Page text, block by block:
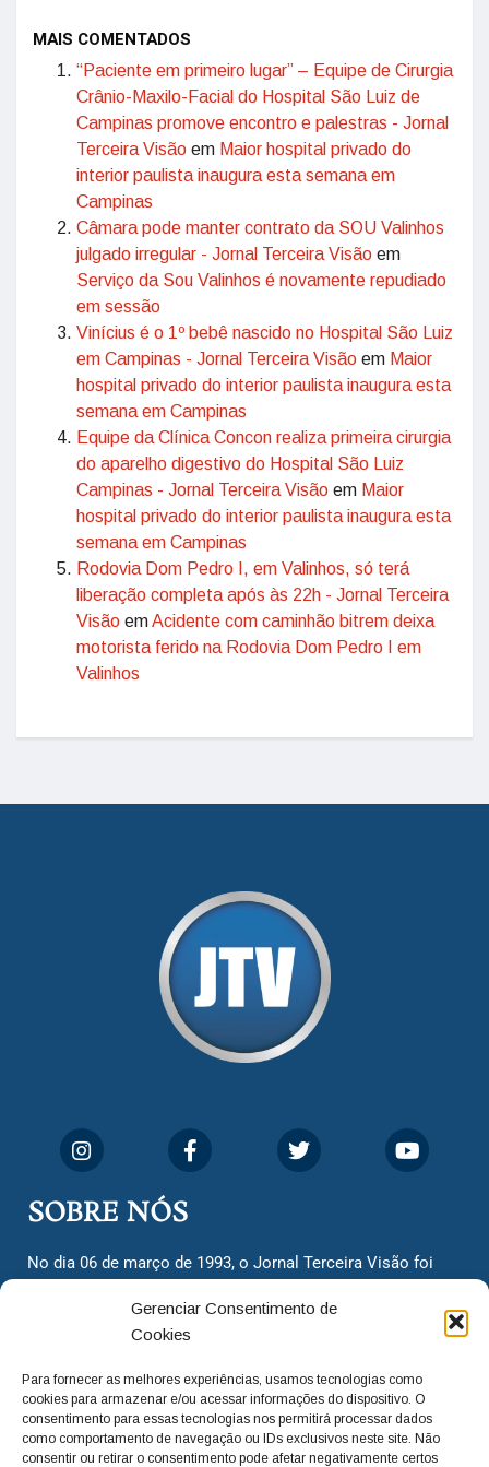
Gerenciar Consentimento de
Cookies
Para fornecer as melhores experiências, usamos tecnologias como
cookies para armazenar e/ou acessar informações do dispositivo. O
consentimento para essas tecnologias nos permitirá processar dados
como comportamento de navegação ou IDs exclusivos neste site. Não
consentir ou retirar o consentimento pode afetar negativamente certos
MAIS COMENTADOS
“Paciente em primeiro lugar” – Equipe de Cirurgia
Crânio-Maxilo-Facial do Hospital São Luiz de
Campinas promove encontro e palestras - Jornal
Terceira Visão em Maior hospital privado do
interior paulista inaugura esta semana em
Campinas
Câmara pode manter contrato da SOU Valinhos
julgado irregular - Jornal Terceira Visão em
Serviço da Sou Valinhos é novamente repudiado
em sessão
Vinícius é o 1º bebê nascido no Hospital São Luiz
em Campinas - Jornal Terceira Visão em Maior
hospital privado do interior paulista inaugura esta
semana em Campinas
Equipe da Clínica Concon realiza primeira cirurgia
do aparelho digestivo do Hospital São Luiz
Campinas - Jornal Terceira Visão em Maior
hospital privado do interior paulista inaugura esta
semana em Campinas
Rodovia Dom Pedro I, em Valinhos, só terá
liberação completa após às 22h - Jornal Terceira
Visão emAcidente com caminhão bitrem deixa
motorista ferido na Rodovia Dom Pedro I em
Valinhos
SOBRE NÓS
No dia 06 de março de 1993, o Jornal Terceira Visão foi
cidadãos valinhenses, já que naquela época só existiam
dois jornais. Há mais de 30 anos, o jornal continua
com o foco de trazer as melhores notícias. Nunca
deixamos de lado as necessidades do cidadão, sempre
questionando os órgãos públicos em busca de melhorias